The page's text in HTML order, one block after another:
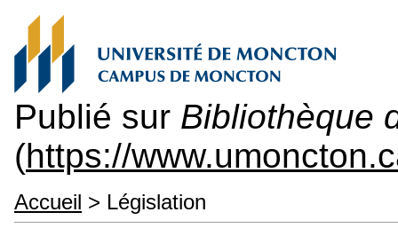
Publié sur Bibliothèque
(https://
Accueil > Législation